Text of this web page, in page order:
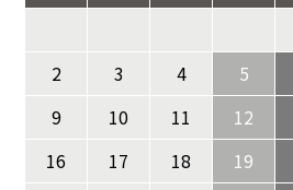
2
3 4 5
9
10 11 12
16
17 18 19